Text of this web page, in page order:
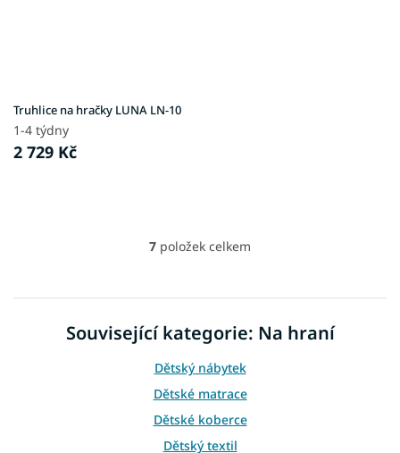
Truhlice na hračky LUNA LN-10
1-4 týdny
2 729 Kč
O
á
a
í
p
r
v
k
7 položek celkem
Související kategorie: Na hraní
Dětský nábytek
Dětské matrace
Dětské koberce
Dětský textil